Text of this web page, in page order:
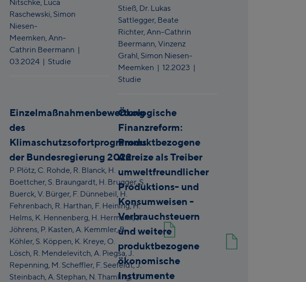
Nitschke, Luca
Raschewski, Simon
Niesen-
Meemken,Ann-
Cathrin Beermann |
03.2024 | Studie
Stieß, Dr. Lukas
Sattlegger, Beate
Richter,Ann-Cathrin
Beermann,Vinzenz
Grahl, Simon Niesen-
Meemken | 12.2023 |
Studie
Einzelmaßnahmenbewertung
des
Klimaschutzsofortprogramms
der Bundesregierung 2022
P. Plötz, C. Rohde, R. Blanck, H.
Boettcher, S. Braungardt, H. Brugger,S.
Buerck,V. Bürger, F. Dünnebeil, H.
Fehrenbach, R. Harthan, F. Heining,H.
Helms, K. Hennenberg, H. Hermann,J.
Jöhrens, P. Kasten,A. Kemmler,B.
Köhler, S. Köppen, K. Kreye, O.
Lösch, R. Mendelevitch,A. Piegsa,J.
Repenning, M. Scheffler, F. Seefeldt,J.
Steinbach,A. Stephan, N. Thamling,U.
Ökologische
Finanzreform:
Produktbezogene
Anreize als Treiber
umweltfreundlicher
Produktions- und
Konsumweisen -
Verbrauchsteuern
und weitere
produktbezogene
ökonomische
Instrumente